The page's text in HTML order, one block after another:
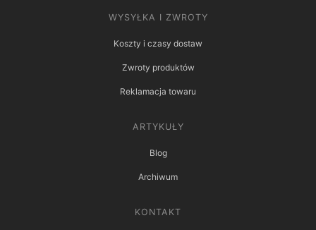
WYSYŁKA I ZWROTY
Koszty i czasy dostaw
Zwroty produktów
Reklamacja towaru
ARTYKUŁY
Blog
Archiwum
KONTAKT